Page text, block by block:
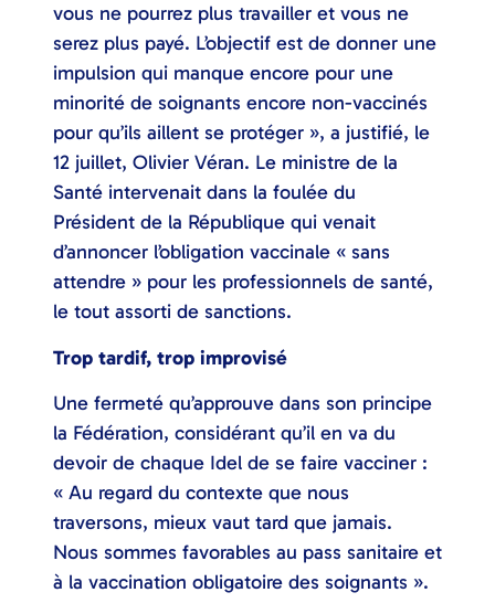
vous ne pourrez plus travailler et vous ne
serez plus payé. L’objectif est de donner une
impulsion qui manque encore pour une
minorité de soignants encore non-vaccinés
pour qu’ils aillent se protéger », a justifié, le
12 juillet, Olivier Véran. Le ministre de la
Santé intervenait dans la foulée du
Président de la République qui venait
d’annoncer l’obligation vaccinale « sans
attendre » pour les professionnels de santé,
le tout assorti de sanctions.
Trop tardif, trop improvisé
Une fermeté qu’approuve dans son principe
la Fédération, considérant qu’il en va du
devoir de chaque Idel de se faire vacciner :
« Au regard du contexte que nous
traversons, mieux vaut tard que jamais.
Nous sommes favorables au pass sanitaire et
à la vaccination obligatoire des soignants ».